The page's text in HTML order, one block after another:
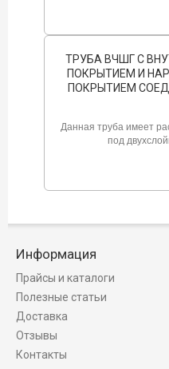
ТРУБА ВЧШГ С
ПОКРЫТИЕМ И
ПОКРЫТИЕМ
Данная труба имеет
под
Информация
Прайсы и каталоги
Полезные статьи
Доставка
Отзывы
Контакты